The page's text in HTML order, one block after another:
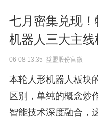
七月密集兑现！
机器人三大主线
06-08 13:35 益盟股份官微
本轮人形机器人板块
区别，单纯的概念炒
智能技术深度融合，